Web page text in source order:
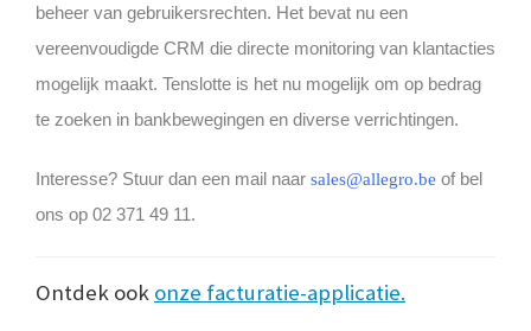
beheer van gebruikersrechten. Het bevat nu een
vereenvoudigde CRM die directe monitoring van klantacties
mogelijk maakt. Tenslotte is het nu mogelijk om op bedrag
te zoeken in bankbewegingen en diverse verrichtingen.
Interesse? Stuur dan een mail naar sales@allegro.be of bel
ons op 02 371 49 11.
Ontdek ook onze facturatie-applicatie.